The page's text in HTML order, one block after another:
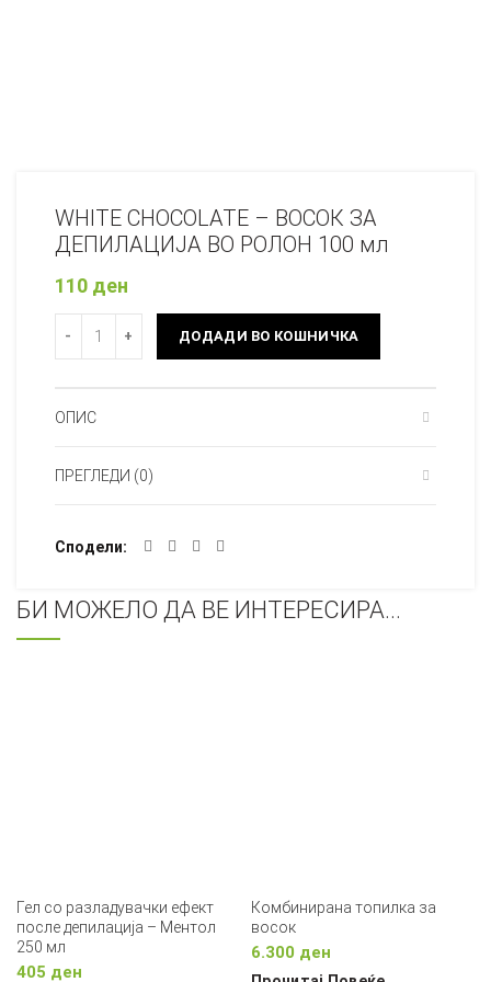
WHITE CHOCOLATE – ВОСОК ЗА
ДЕПИЛАЦИЈА ВО РОЛОН 100 мл
110 ден
ДОДАДИ ВО КОШНИЧКА
ОПИС
ПРЕГЛЕДИ (0)
Сподели
БИ МОЖЕЛО ДА ВЕ ИНТЕРЕСИРА...
Гел со разладувачки ефект
после депилација – Ментол
250 мл
405 ден
Комбинирана топилка за
восок
6.300 ден